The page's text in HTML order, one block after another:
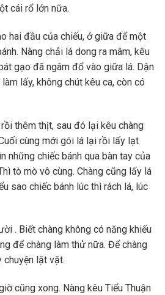
cái rổ lớn nữa.
hai đầu của chiếu, ở giữa để một
Nàng chải lá dong ra mâm, kêu
gạo đã ngâm đổ vào giữa lá. Dận
lấy, không chút kêu ca, còn có
thêm thịt, sau đó lại kêu chàng
cùng mới gói lá lại rồi lấy lạt
những chiếc bánh qua bàn tay của
tò mò vô cùng. Chàng cũng lấy lá
sao chiếc bánh lúc thì rách lá, lúc
. Biết chàng không có năng khiếu
để chàng làm thử nữa. Để chàng
chuyện lặt vặt.
cũng xong. Nàng kêu Tiểu Thuận